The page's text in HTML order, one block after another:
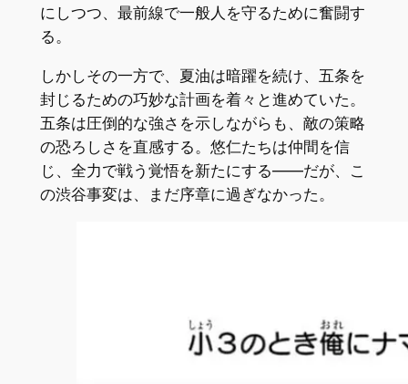
にしつつ、最前線で一般人を守るために奮闘す
る。
しかしその一方で、夏油は暗躍を続け、五条を
封じるための巧妙な計画を着々と進めていた。
五条は圧倒的な強さを示しながらも、敵の策略
の恐ろしさを直感する。悠仁たちは仲間を信
じ、全力で戦う覚悟を新たにする――だが、こ
の渋谷事変は、まだ序章に過ぎなかった。